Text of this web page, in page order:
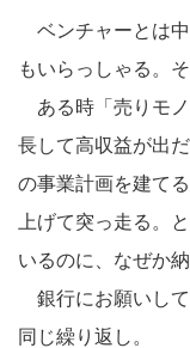
ベンチャーとは中
もいらっしゃる。
ある時「売りモ
長して高収益が出
の事業計画を建て
上げて突っ走る。
いるのに、なぜか
銀行にお願いして
同じ繰り返し。